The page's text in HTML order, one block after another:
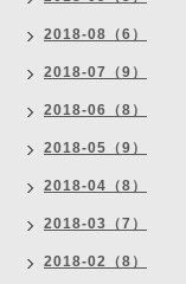
2018-08（6）
2018-07（9）
2018-06（8）
2018-05（9）
2018-04（8）
2018-03（7）
2018-02（8）